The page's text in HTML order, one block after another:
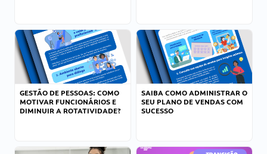
GESTÃO DE PESSOAS: COMO
MOTIVAR FUNCIONÁRIOS E
DIMINUIR A ROTATIVIDADE?
SAIBA COMO ADMINISTRAR O
SEU PLANO DE VENDAS COM
SUCESSO